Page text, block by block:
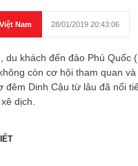
Nam 28/01/2019 20:43:06
du khách đến đảo Phú Quốc
còn cơ hội tham quan
đêm Dinh Cậu từ lâu đã nổi
dịch.